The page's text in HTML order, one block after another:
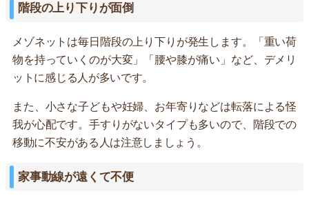
階段の上り下りが面倒
メゾネットは毎日階段の上り下りが発生します。「重い荷
物を持っていくのが大変」「腰や膝が痛い」など、デメリ
ットに感じる人が多いです。
また、小さな子どもや妊婦、お年寄りなどは転落による怪
我が心配です。手すりがないタイプも多いので、階段での
移動に不安がある人は注意しましょう。
家事動線が遠くて不便